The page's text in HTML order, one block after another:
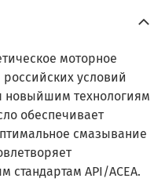
моторное
условий
новыйшим технологиям
обеспечивает
смазывание
API/ACEA.